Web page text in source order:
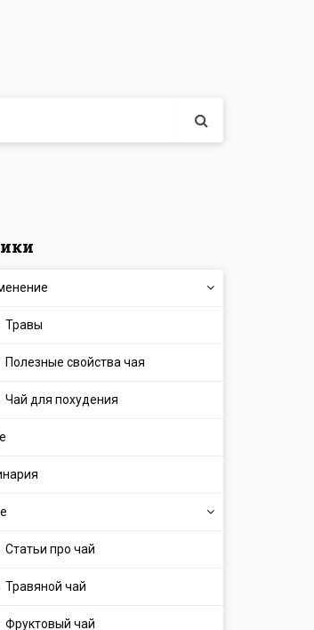
Травы
Полезные свойства чая
Чай для похудения
Статьи про чай
Травяной чай
Фруктовый чай